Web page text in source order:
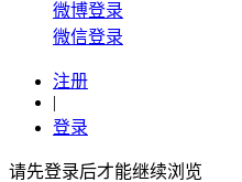
微博登录
微信登录
注册
|
登录
请先登录后才能继续浏览